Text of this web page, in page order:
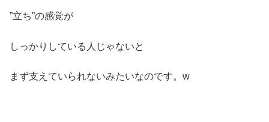
”立ち”の感覚が
しっかりしている人じゃないと
まず支えていられないみたいなのです。w